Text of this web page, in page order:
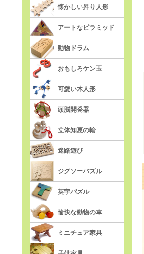
懐かしい昇り人形
アートなピラミッド
動物ドラム
おもしろケン玉
可愛い木人形
頭脳開発器
立体知恵の輪
迷路遊び
ジグソーパズル
英字パズル
愉快な動物の車
ミニチュア家具